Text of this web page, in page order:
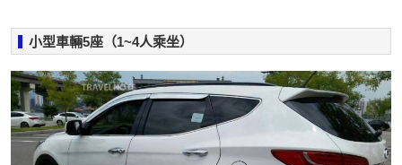
小型車輛5座（1~4人乘坐）